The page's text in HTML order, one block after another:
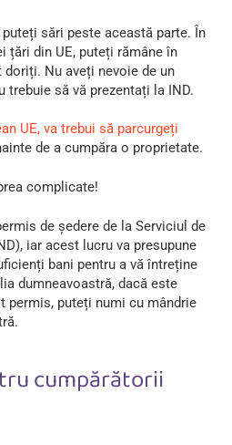
sări peste această parte. În
țări din UE, puteți rămâne în
Nu aveți nevoie de un
trebuie să vă prezentați la IND.
UE, va trebui să parcurgeți
de a cumpăra o proprietate.
complicate!
de ședere de la Serviciul de
iar acest lucru va presupune
bani pentru a vă întreține
dumneavoastră, dacă este
permis, puteți numi cu mândrie
cumpărătorii